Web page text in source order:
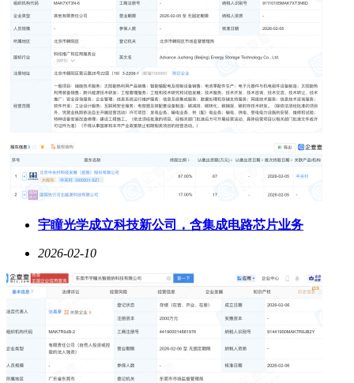
宇瞳光学成立科技新公司，含集成电路芯片业务
2026-02-10